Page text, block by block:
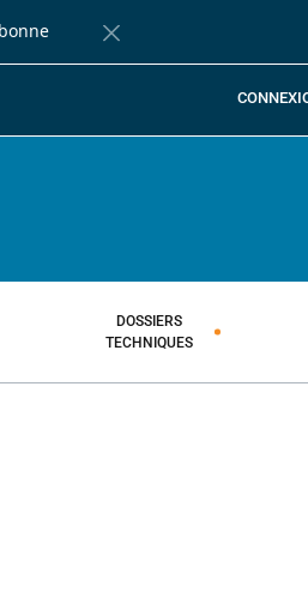
Fermer la barre de
DOSSIERS
TECHNIQUES